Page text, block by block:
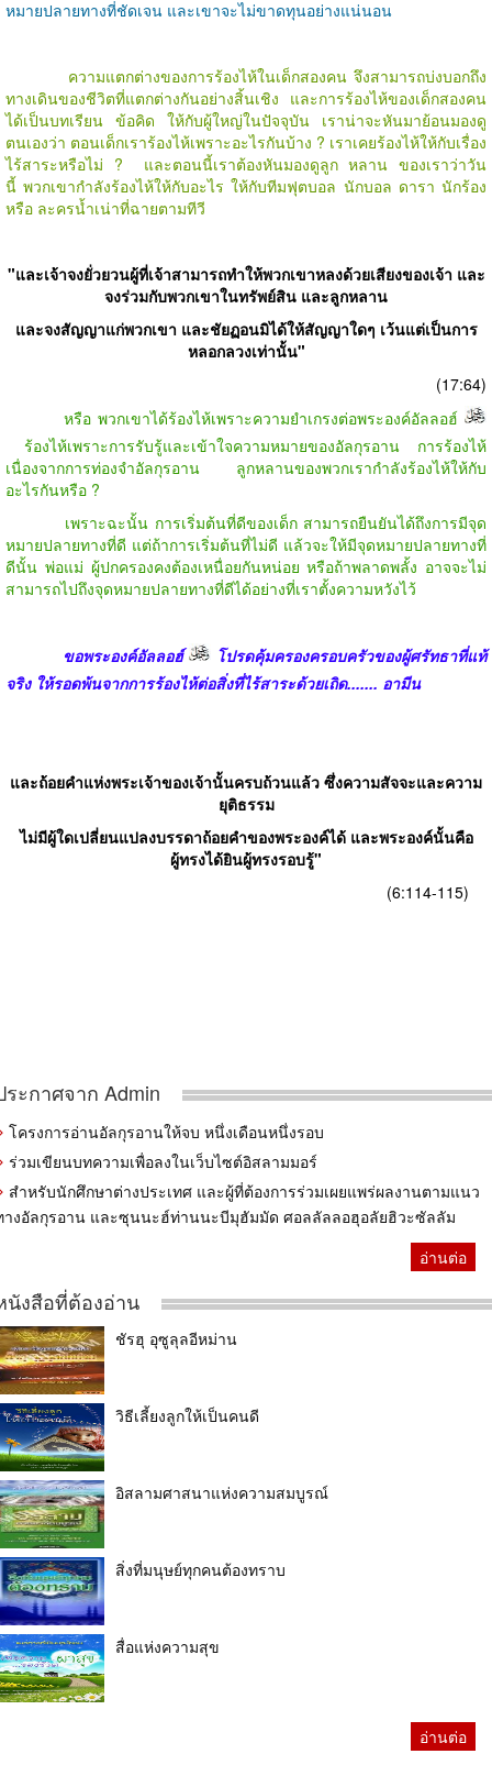
หมายปลายทางที่ชัดเจน และเขาจะไม่ขาดทุนอย่างแน่นอน
ความแตกต่างของการร้องไห้ในเด็กสองคน จึงสามารถบ่งบอกถึง
ทางเดินของชีวิตที่แตกต่างกันอย่างสิ้นเชิง และการร้องไห้ของเด็กสองคน
ได้เป็นบทเรียน ข้อคิด ให้กับผู้ใหญ่ในปัจจุบัน เราน่าจะหันมาย้อนมองดู
ตนเองว่า ตอนเด็กเราร้องไห้เพราะอะไรกันบ้าง ? เราเคยร้องไห้ให้กับเรื่อง
ไร้สาระหรือไม่ ? และตอนนี้เราต้องหันมองดูลูก หลาน ของเราว่าวัน
นี้ พวกเขากำลังร้องไห้ให้กับอะไร ให้กับทีมฟุตบอล นักบอล ดารา นักร้อง
หรือ ละครน้ำเน่าที่ฉายตามทีวี
"และเจ้าจงยั่วยวนผู้ที่เจ้าสามารถทำให้พวกเขาหลงด้วยเสียงของเจ้า และ
จงร่วมกับพวกเขาในทรัพย์สิน และลูกหลาน
และจงสัญญาแก่พวกเขา และชัยฏอนมิได้ให้สัญญาใดๆ เว้นแต่เป็นการ
หลอกลวงเท่านั้น"
(17:64)
หรือ พวกเขาได้ร้องไห้เพราะความยำเกรงต่อพระองค์อัลลอฮ์
ร้องไห้เพราะการรับรู้และเข้าใจความหมายของอัลกุรอาน การร้องไห้
เนื่องจากการท่องจำอัลกุรอาน ลูกหลานของพวกเรากำลังร้องไห้ให้กับ
อะไรกันหรือ ?
เพราะฉะนั้น การเริ่มต้นที่ดีของเด็ก สามารถยืนยันได้ถึงการมีจุด
หมายปลายทางที่ดี แต่ถ้าการเริ่มต้นที่ไม่ดี แล้วจะให้มีจุดหมายปลายทางที่
ดีนั้น พ่อแม่ ผู้ปกครองคงต้องเหนื่อยกันหน่อย หรือถ้าพลาดพลั้ง อาจจะไม่
สามารถไปถึงจุดหมายปลายทางที่ดีได้อย่างที่เราตั้งความหวังไว้
ขอพระองค์อัลลอฮ์
โปรดคุ้มครองครอบครัวของผู้ศรัทธาที่แท้
จริง ให้รอดพ้นจากการร้องไห้ต่อสิ่งที่ไร้สาระด้วยเถิด....... อามีน
และถ้อยคำแห่งพระเจ้าของเจ้านั้นครบถ้วนแล้ว ซึ่งความสัจจะและความ
ยุติธรรม
ไม่มีผู้ใดเปลี่ยนแปลงบรรดาถ้อยคำของพระองค์ได้ และพระองค์นั้นคือ
ผู้ทรงได้ยินผู้ทรงรอบรู้"
(6:114-115)
ระกาศจาก Admin
โครงการอ่านอัลกุรอานให้จบ หนึ่งเดือนหนึ่งรอบ
ร่วมเขียนบทความเพื่อลงในเว็บไซต์อิสลามมอร์
สำหรับนักศึกษาต่างประเทศ และผู้ที่ต้องการร่วมเผยแพร่ผลงานตามแนว
างอัลกุรอาน และซุนนะฮ์ท่านนะบีมุฮัมมัด ศอลลัลลอฮุอลัยฮิวะซัลลัม
อ่านต่อ
นังสือที่ต้องอ่าน
ชัรฮุ อุซูลุลอีหม่าน
วิธีเลี้ยงลูกให้เป็นคนดี
อิสลามศาสนาแห่งความสมบูรณ์
สิ่งที่มนุษย์ทุกคนต้องทราบ
สื่อแห่งความสุข
อ่านต่อ